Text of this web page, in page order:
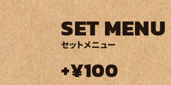
SET MENU
セットメニュー
+¥100